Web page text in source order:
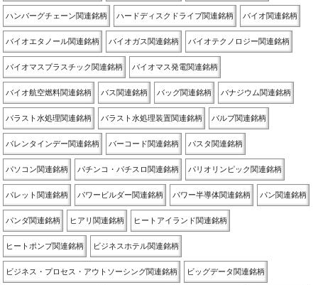
ハンバーグチェーン関連銘柄 ハードディスクドライブ関連銘柄 バイオ関連銘柄
バイオエタノール関連銘柄 バイオガス関連銘柄 バイオテクノロジー関連銘柄
バイオマスプラスチック関連銘柄 バイオマス発電関連銘柄
バイオ航空燃料関連銘柄 バス関連銘柄 バッグ関連銘柄 バナジウム関連銘柄
バラスト水処理関連銘柄 バラスト水処理装置関連銘柄 バルブ関連銘柄
バレンタインデー関連銘柄 バーコード関連銘柄 パスタ関連銘柄
パソコン関連銘柄 パチンコ・パチスロ関連銘柄 パリオリンピック関連銘柄
パレット関連銘柄 パワービルダー関連銘柄 パワー半導体関連銘柄 パン関連銘柄
パンダ関連銘柄 ヒアリ関連銘柄 ヒートアイランド関連銘柄
ヒートポンプ関連銘柄 ビジネスホテル関連銘柄
ビジネス・プロセス・アウトソーシング関連銘柄 ビッグデータ関連銘柄